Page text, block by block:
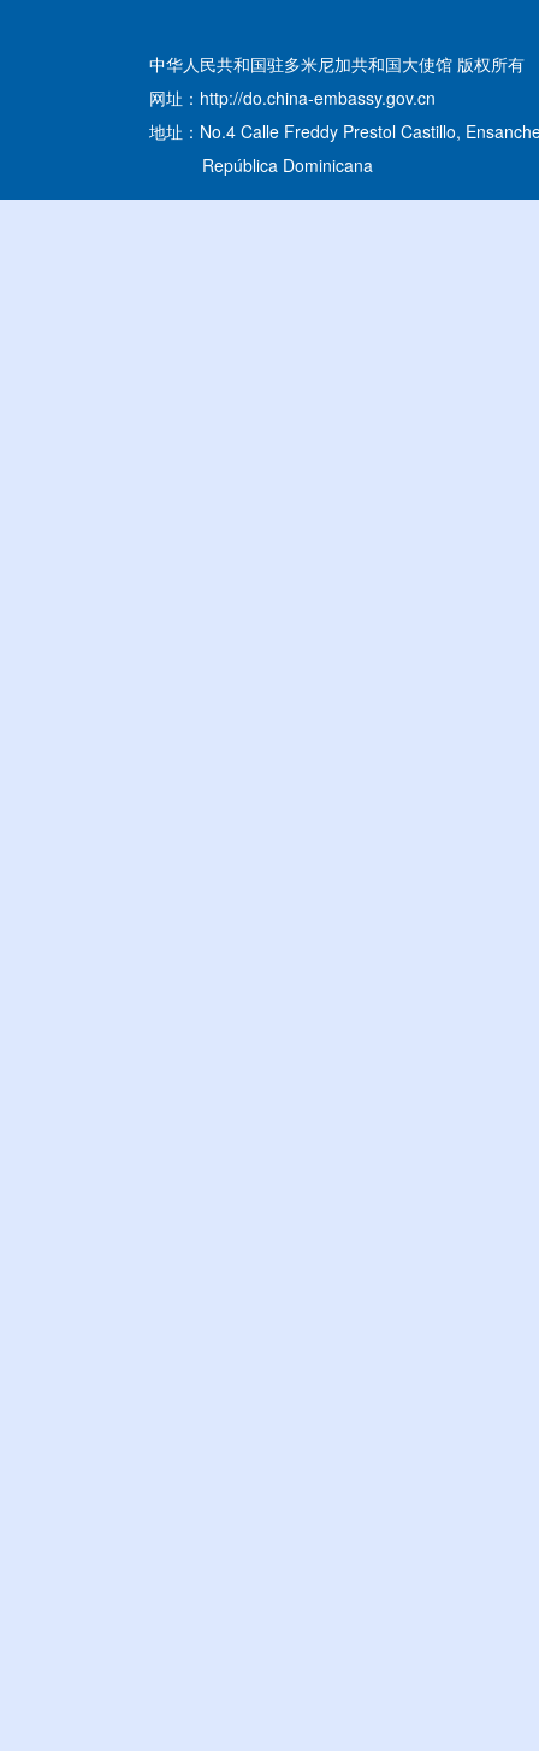
中华人民共和国驻多米尼加共和国大使馆 版权所有
网址：http://do.china-embassy.gov.cn
地址：No.4 Calle Freddy Prestol Castillo,
República Dominicana